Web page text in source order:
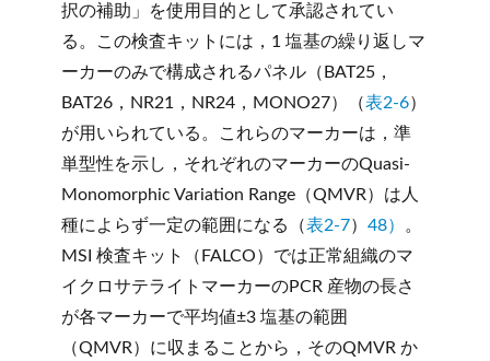
択の補助」を使用目的として承認されてい
る。この検査キットには，1 塩基の繰り返しマ
ーカーのみで構成されるパネル（BAT25，
BAT26，NR21，NR24，MONO27）（表2-6）
が用いられている。これらのマーカーは，準
単型性を示し，それぞれのマーカーのQuasi-
Monomorphic Variation Range（QMVR）は人
種によらず一定の範囲になる（表2-7）48）
。
MSI 検査キット（FALCO）では正常組織のマ
イクロサテライトマーカーのPCR 産物の長さ
が各マーカーで平均値±3 塩基の範囲
（QMVR）に収まることから，そのQMVR か